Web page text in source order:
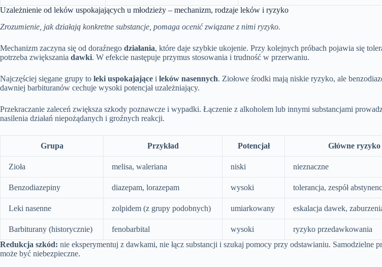
Uzależnienie od leków uspokajających u młodzieży – mechanizm, rodzaje leków i ryzyko
Zrozumienie, jak działają konkretne substancje, pomaga ocenić związane z nimi ryzyko.
Mechanizm zaczyna się od doraźnego działania, które daje szybkie ukojenie. Przy kolejnych próbach pojawia się
potrzeba zwiększania dawki. W efekcie następuje przymus stosowania i trudność w przerwaniu.
Najczęściej sięgane grupy to leki uspokajające i leków nasennych. Ziołowe środki mają niskie ryzyko, ale
dawniej barbituranów cechuje wysoki potencjał uzależniający.
Przekraczanie zaleceń zwiększa szkody poznawcze i wypadki. Łączenie z alkoholem lub innymi substancjami
nasilenia działań niepożądanych i groźnych reakcji.
Grupa Przykład Potencjał Główne ryzyko
Zioła melisa, waleriana niski nieznaczne
Benzodiazepiny diazepam, lorazepam wysoki tolerancja, zespół
Leki nasenne zolpidem (z grupy podobnych) umiarkowany eskalacja dawek,
Barbiturany (historycznie) fenobarbital wysoki
ryzyko przedawkowania
Redukcja szkód: nie eksperymentuj z dawkami, nie łącz substancji i szukaj pomocy przy odstawianiu. Samodzielne
może być niebezpieczne.